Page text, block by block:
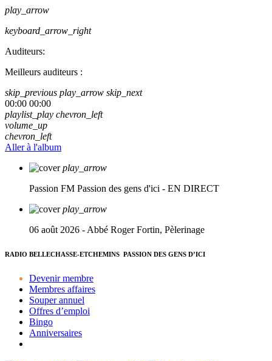
play_arrow
keyboard_arrow_right
Auditeurs:
Meilleurs auditeurs :
skip_previous play_arrow skip_next
00:00 00:00
playlist_play chevron_left
volume_up
chevron_left
Aller à l'album
play_arrow
Passion FM Passion des gens d'ici - EN DIRECT
play_arrow
06 août 2026 - Abbé Roger Fortin, Pèlerinage
RADIO BELLECHASSE-ETCHEMINS PASSION DES GENS D’ICI
Devenir membre
Membres affaires
Souper annuel
Offres d’emploi
Bingo
Anniversaires